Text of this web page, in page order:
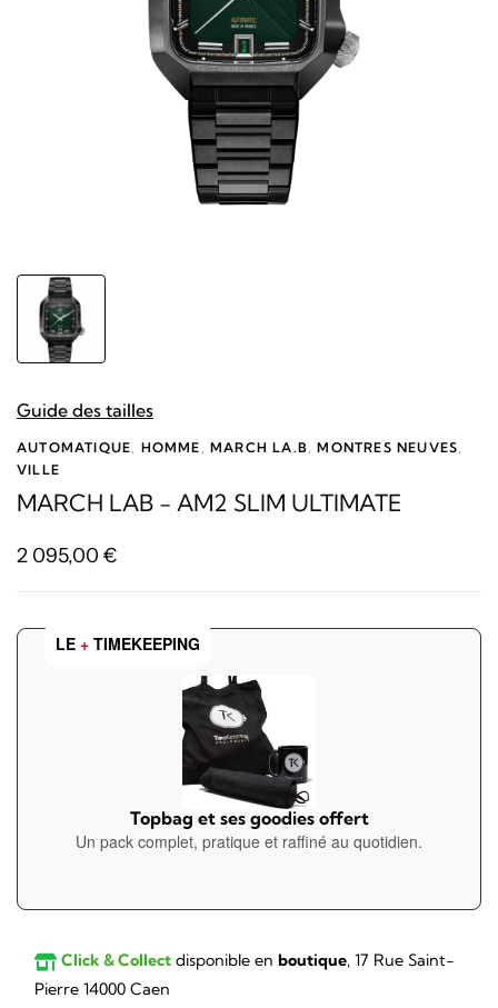
Guide des tailles
AUTOMATIQUE, HOMME ,MARCH LA.B,MONTRES NEUVES,
VILLE
MARCH LAB - AM2 SLIM ULTIMATE
2 095,00 €
LE + TIMEKEEPING
Topbag et ses goodies offert
Un pack complet, pratique et raffiné au quotidien.
Click & Collect disponible en boutique, 17 Rue Saint-
Pierre 14000 Caen